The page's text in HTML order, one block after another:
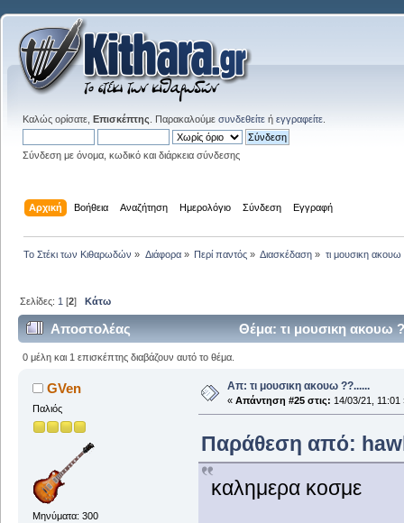
Καλώς ορίσατε, Επισκέπτης . Παρακαλούμε συνδεθείτε ή εγγραφείτε
Σύνδεση με όνομα, κωδικό και διάρκεια σύνδεσης
Αρχική Βοήθεια Αναζήτηση Ημερολόγιο Σύνδεση Εγγραφή
Το Στέκι των Κιθαρωδών » Διάφορα» Περί παντός» Διασκέδαση » τι μουσικη
Σελίδες: 1 [2]Κάτω
Αποστολέας Θέμα: τι μουσικη ακουω
0 μέλη και 1 επισκέπτης διαβάζουν αυτό το θέμα.
GVen
Παλιός
Μηνύματα: 300
Απ: τι μουσικη ακουω ??......
« Απάντηση #25 στις: 14/03/21, 11:01
Παράθεση από:
καλημερα κοσμε